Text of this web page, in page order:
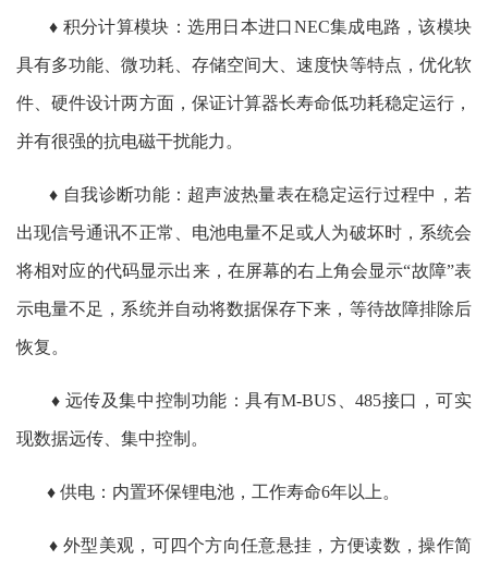
♦ 积分计算模块：选用日本进口NEC集成电路，该模块
具有多功能、微功耗、存储空间大、速度快等特点，优化软
件、硬件设计两方面，保证计算器长寿命低功耗稳定运行，
并有很强的抗电磁干扰能力。
♦ 自我诊断功能：超声波热量表在稳定运行过程中，若
出现信号通讯不正常、电池电量不足或人为破坏时，系统会
将相对应的代码显示出来，在屏幕的右上角会显示“故障”表
示电量不足，系统并自动将数据保存下来，等待故障排除后
恢复。
♦ 远传及集中控制功能：具有M-BUS、485接口，可实
现数据远传、集中控制。
♦ 供电：内置环保锂电池，工作寿命6年以上。
♦ 外型美观，可四个方向任意悬挂，方便读数，操作简